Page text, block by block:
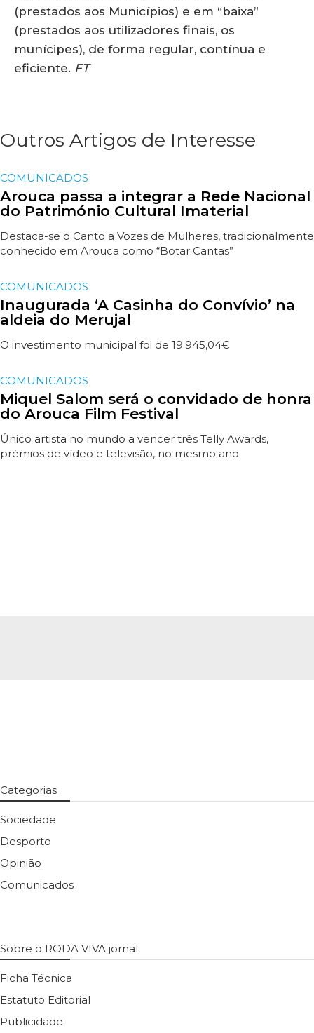
(prestados aos Municípios) e em “baixa”
(prestados aos utilizadores finais, os
munícipes), de forma regular, contínua e
eficiente. FT
Outros Artigos de Interesse
COMUNICADOS
Arouca passa a integrar a Rede Nacional
do Património Cultural Imaterial
Destaca-se o Canto a Vozes de Mulheres, tradicionalmente
conhecido em Arouca como “Botar Cantas”
COMUNICADOS
Inaugurada ‘A Casinha do Convívio’ na
aldeia do Merujal
O investimento municipal foi de 19.945,04€
COMUNICADOS
Miquel Salom será o convidado de honra
do Arouca Film Festival
Único artista no mundo a vencer três Telly Awards,
prémios de vídeo e televisão, no mesmo ano
Categorias
Sociedade
Desporto
Opinião
Comunicados
Sobre o RODA VIVA jornal
Ficha Técnica
Estatuto Editorial
Publicidade